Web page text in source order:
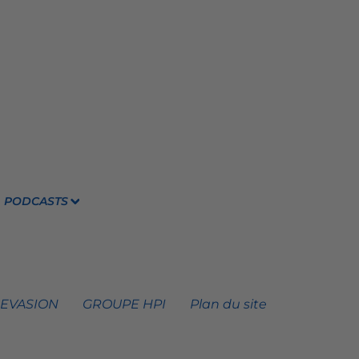
PODCASTS
GROUPE HPI Plan du site